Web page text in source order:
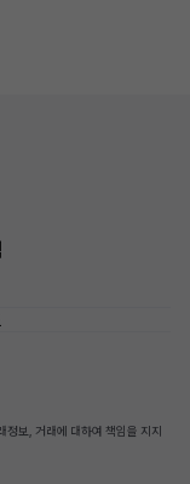
정보, 거래에 대하여 책임을 지지